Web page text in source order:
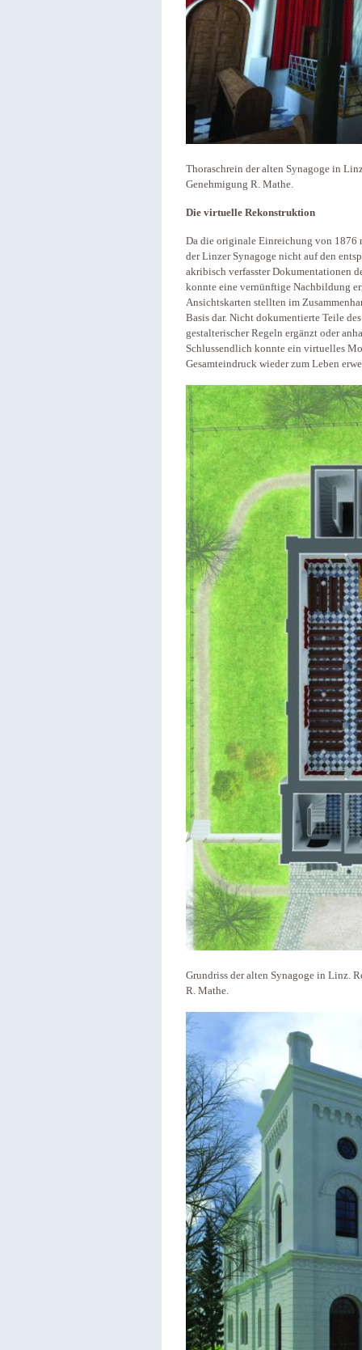
Thoraschrein der alten Synagoge in
Genehmigung R. Mathe.
Die virtuelle Rekonstruktion
Da die originale Einreichung von
der Linzer Synagoge nicht auf den
akribisch verfasster Dokumentationen
konnte eine vernünftige Nachbildung
Ansichtskarten stellten im
Basis dar. Nicht dokumentierte Teile
gestalterischer Regeln ergänzt oder
Schlussendlich konnte ein virtuelles
Gesamteindruck wieder zum Leben
Grundriss der alten Synagoge in Linz.
R. Mathe.